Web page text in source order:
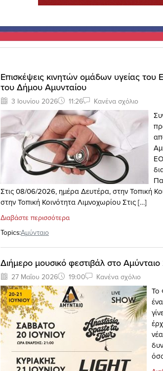
Επισκέψεις κινητών ομάδων υγείας
του Δήμου Αμυνταίου
3 Ιουνίου 2026 11:26 Κανένα σχόλιο
Στις 08/06/2026, ημέρα Δευτέρα, στην Τοπική
στην Τοπική Κοινότητα Λιμνοχωρίου Στις […]
Διαβάστε περισσότερα
Topics:Αμύνταιο
Διήμερο μουσικό φεστιβάλ στο
27 Μαΐου 2026 19:00 Κανένα σχόλιο
Το